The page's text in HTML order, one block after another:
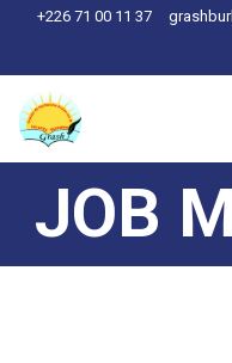
+226 71 00 11 37
JOB